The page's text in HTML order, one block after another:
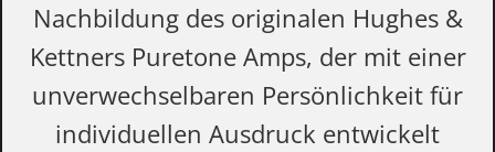
Nachbildung des originalen Hughes &
Kettners Puretone Amps, der mit einer
unverwechselbaren Persönlichkeit für
individuellen Ausdruck entwickelt